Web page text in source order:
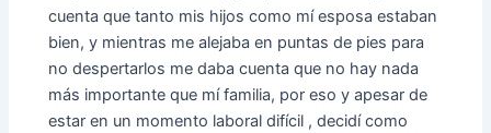
cuenta que tanto mis hijos como mí esposa estaban
bien, y mientras me alejaba en puntas de pies para
no despertarlos me daba cuenta que no hay nada
más importante que mí familia, por eso y apesar de
estar en un momento laboral difícil , decidí como